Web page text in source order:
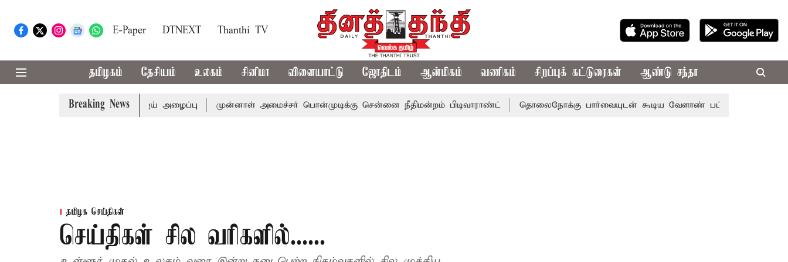
E-Paper DTNEXT Thanthi TV
தமிழகம் தேசியம் உலகம் சினிமா விளையாட்டு ஜோதிடம் ஆன்மிகம் வணிகம் சிறப்புக் கட்டுரைகள் ஆண்டு சந்தா
Breaking News
முதல்-அமைச்சர் விஜய் அழைப்பு முன்னாள் அமைச்சர் பொன்முடிக்கு சென்னை நீதிமன்றம் பிடிவாராண்ட் தொலைநோக்கு பார்வையுடன் கூடிய வேளாண் பட்ஜெட்: முதல்-அமைச்சர்
தமிழக செய்திகள்
செய்திகள் சில வரிகளில்......